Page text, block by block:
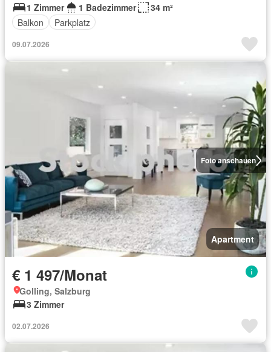
1 Zimmer 1 Badezimmer
34 m²
Balkon
Parkplatz
09.07.2026
Foto anschauen
Apartment
€ 1 497/Monat
Golling, Salzburg
3 Zimmer
02.07.2026